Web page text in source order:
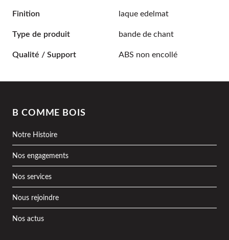
Finition laque edelmat
Type de produit bande de chant
Qualité / Support ABS non encollé
B COMME BOIS
Notre Histoire
Nos engagements
Nos services
Nous rejoindre
Nos actus